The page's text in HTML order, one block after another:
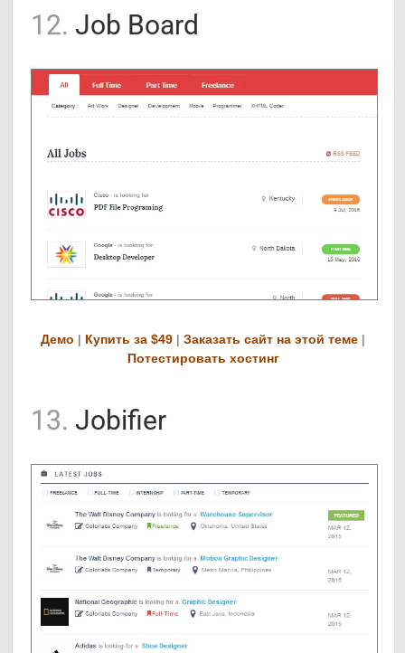
12. Job Board
Демо | Купить за $49 |Заказать сайт на этой теме |
Потестировать хостинг
13. Jobifier